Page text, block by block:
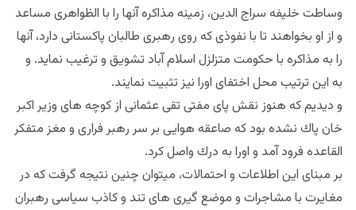
وساطت خليفه سراج الدين، زمينه مذاكره آنها را با الظواهرى مساعد
و از او بخواهند تا با نفوذى كه روى رهبرى طالبان پاكستانى دارد، آنها
را به مذاكره با حكومت متزلزل اسلام آباد تشويق و ترغيب نمايد. و
به اين ترتيب محل اختفاى اورا نيز تثبيت نمايند.
و ديديم كه هنوز نقش پاى مفتى تقى عثمانى از كوچه هاى وزير اكبر
خان پاك نشده بود كه صاعقه هوايى بر سر رهبر فرارى و مغز متفكر
القاعده فرود آمد و اورا به درك واصل كرد.
بر مبناى اين اطلاعات و احتمالات، ميتوان چنين نتيجه گرفت كه در
مغايرت با مشاجرات و موضع گيرى هاى تند و كاذب سياسى رهبران